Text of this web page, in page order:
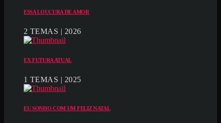
ESSA LOUCURA DE AMOR
2 TEMAS | 2026
EX FUTURA ATUAL
1 TEMAS | 2025
EU SONHO COM UM FELIZ NATAL